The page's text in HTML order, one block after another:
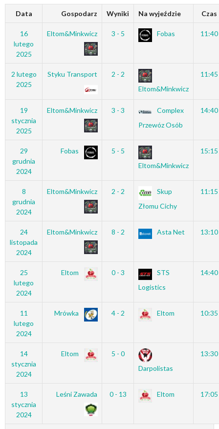
Data Gospodarz Wyniki Na wyjeździe Czas
16
lutego
2025
Eltom&Minkwicz 3 - 5 Fobas 11:40
2 lutego
2025
Styku Transport
2 - 2
Eltom&Minkwicz
11:45
19
stycznia
2025
Eltom&Minkwicz 3 - 3
Complex
Przewóz Osób
14:40
29
grudnia
2024
Fobas
5 - 5
Eltom&Minkwicz
15:15
8
grudnia
2024
Eltom&Minkwicz 2 - 2
Skup
Złomu Cichy
11:15
24
listopada
2024
Eltom&Minkwicz 8 - 2 Asta Net 13:10
25
lutego
2024
Eltom 0 - 3
STS
Logistics
14:40
11
lutego
2024
Mrówka 4 - 2 Eltom 10:35
14
stycznia
2024
Eltom
5 - 0
Darpolistas
13:30
13
stycznia
2024
Leśni Zawada 0 - 13 Eltom 17:05